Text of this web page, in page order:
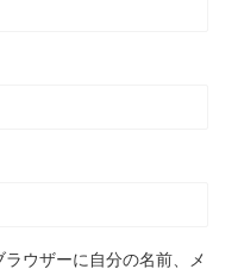
ウザーに自分の名前、メ